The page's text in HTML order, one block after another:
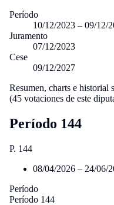
Período
10/12/2023 – 09/12/
Juramento
07/12/2023
Cese
09/12/2027
Resumen, charts e historial
(45 votaciones de este
Período 144
P. 144
08/04/2026 – 24/06/
Período
Período 144